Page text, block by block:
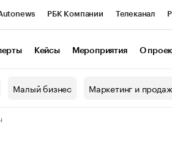
РБК Компании Телеканал
Кейсы Мероприятия О
Малый бизнес Маркетинг и